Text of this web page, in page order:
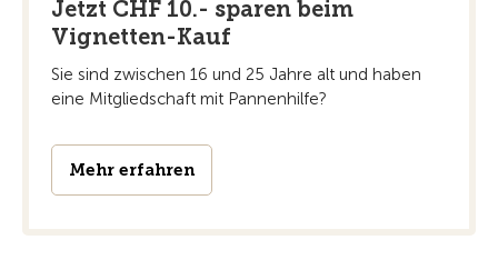
Jetzt CHF 10.- sparen beim
Vignetten-Kauf
Sie sind zwischen 16 und 25 Jahre alt und haben
eine Mitgliedschaft mit Pannenhilfe?
Mehr erfahren